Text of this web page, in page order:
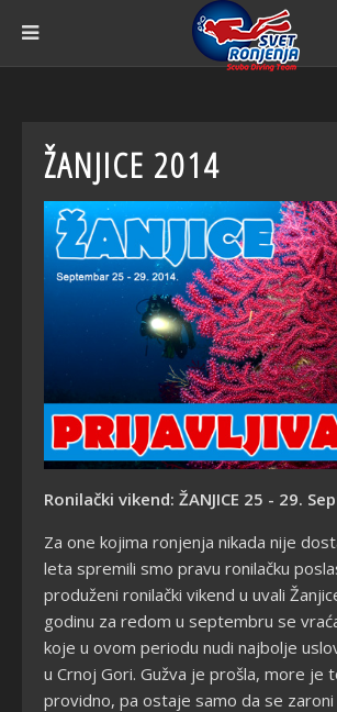
ŽANJICE 2014
Ronilački vikend: ŽANJICE 25 - 29.
Za one kojima ronjenja nikada nije
leta spremili smo pravu ronilačku
produženi ronilački vikend u uvali
godinu za redom u septembru se
koje u ovom periodu nudi najbolje
u Crnoj Gori. Gužva je prošla, more je
providno, pa ostaje samo da se zaroni